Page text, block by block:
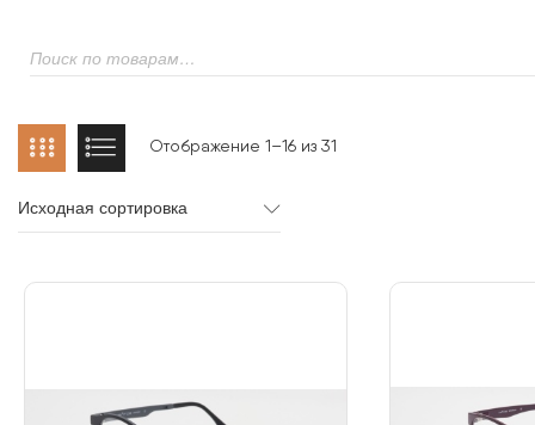
Отображение 1–16 из 31
Исходная сортировка